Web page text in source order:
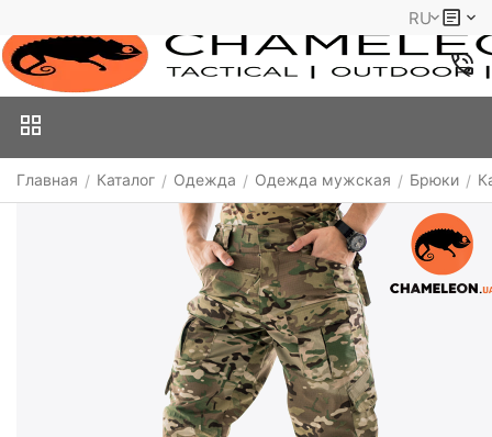
RU
Главная / Каталог / Одежда / Одежда мужская / Брюки /